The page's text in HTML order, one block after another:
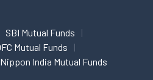
SBI Mutual Funds
Mutual Funds
Nippon India Mutual Funds